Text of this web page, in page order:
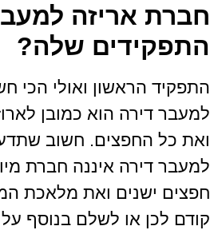
חברת אריזה
התפקידים שלה?
התפקיד הראשון ואולי הכי
למעבר דירה הוא כמובן
ואת כל החפצים. חשוב
למעבר דירה איננה חברת
חפצים ישנים ואת מלאכת
קודם לכן או לשלם בנוסף על